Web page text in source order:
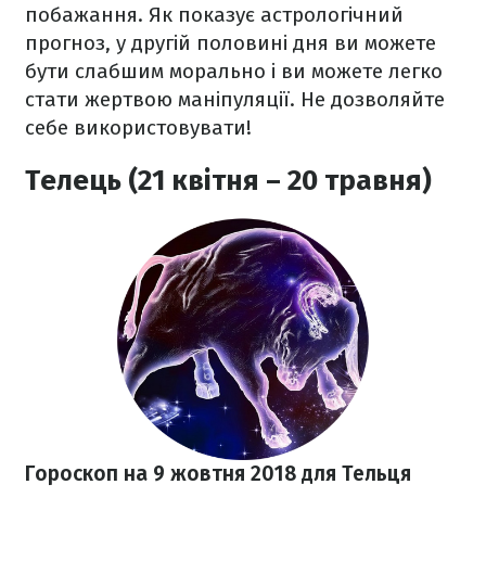
побажання. Як показує астрологічний
прогноз, у другій половині дня ви можете
бути слабшим морально і ви можете легко
стати жертвою маніпуляції. Не дозволяйте
себе використовувати!
Телець (21 квітня – 20 травня)
Гороскоп на 9 жовтня 2018 для Тельця